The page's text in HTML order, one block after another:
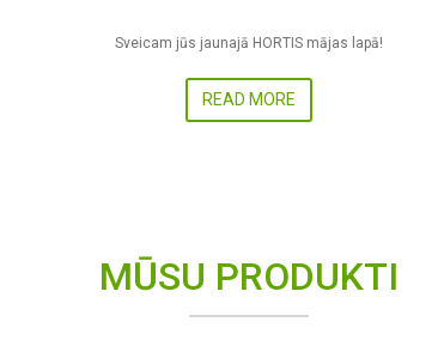
Sveicam jūs jaunajā HORTIS mājas lapā!
READ MORE
MŪSU PRODUKTI